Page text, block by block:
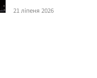
21 ліпеня 2026